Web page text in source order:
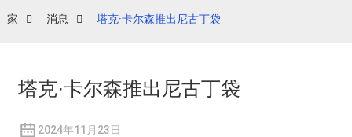
家 消息 塔克·卡尔森推出尼古丁袋
塔克·卡尔森推出尼古丁袋
2024年11月23日